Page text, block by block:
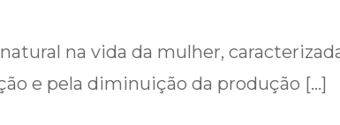
na vida da mulher,
e pela diminuição da produção […]